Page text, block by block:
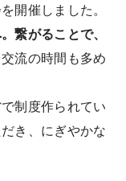
開催しました。
繋がることで、
流の時間も多め
制度作られてい
き、にぎやかな